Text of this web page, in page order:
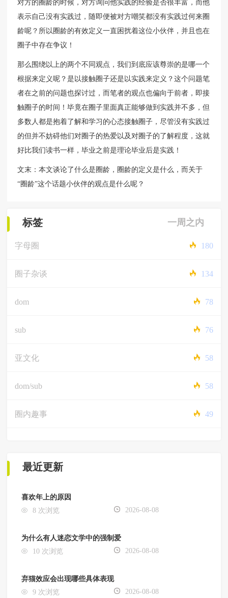
对方的圈龄的时候，对方询问他实践的经验是否很丰富，而他
表示自己没有实践过，随即便被对方嘲笑都没有实践过何来圈
龄呢？所以圈龄的有效定义一直困扰着这位小伙伴，并且也在
圈子中存在争议！
那么围绕以上的两个不同观点，我们到底应该尊崇的是哪一个
根据来定义呢？是以接触圈子还是以实践来定义？这个问题笔
者在之前的问题也探讨过，而笔者的观点也偏向于前者，即接
触圈子的时间！毕竟在圈子里面真正能够做到实践并不多，但
多数人都是抱着了解和学习的心态接触圈子，尽管没有实践过
的但并不妨碍他们对圈子的热爱以及对圈子的了解程度，这就
好比我们读书一样，毕业之前是理论毕业后是实践！
文末：本文谈论了什么是圈龄，圈龄的定义是什么，而关于
“圈龄”这个话题小伙伴的观点是什么呢？
标签 一周之内
字母圈 180
圈子杂谈 134
dom 78
sub 76
亚文化 58
dom/sub 58
圈内趣事 49
最近更新
喜欢年上的原因
8 次浏览
2026-08-08
为什么有人迷恋文学中的强制爱
10 次浏览
2026-08-08
弃猫效应会出现哪些具体表现
9 次浏览
2026-08-08